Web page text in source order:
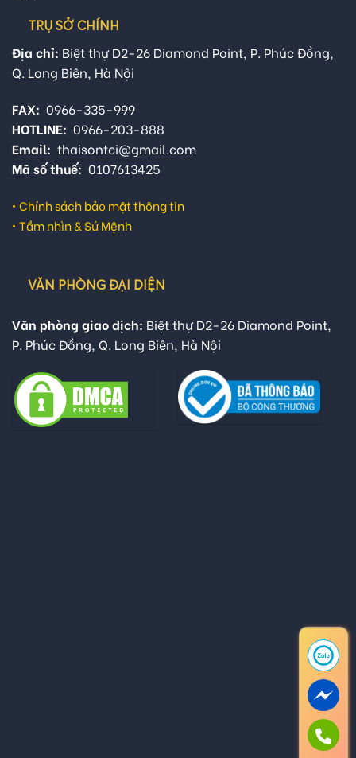
TRỤ SỞ CHÍNH
Địa chỉ: Biệt thự D2-26 Diamond Point, P. Phúc Đồng,
Q. Long Biên, Hà Nội
FAX: 0966-335-999
HOTLINE: 0966-203-888
Email: thaisontci@gmail.com
Mã số thuế: 0107613425
• Chính sách bảo mật thông tin
• Tầm nhìn & Sứ Mệnh
VĂN PHÒNG ĐẠI DIỆN
Văn phòng giao dịch: Biệt thự D2-26 Diamond Point,
P. Phúc Đồng, Q. Long Biên, Hà Nội